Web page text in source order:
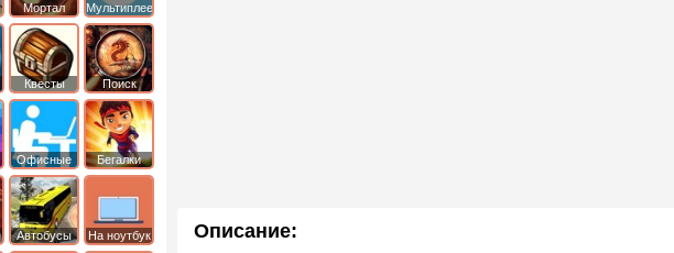
Описание:
Мортал
комбат
Мультиплеер
Квесты
Поиск
предметов
Офисные Бегалки
Автобусы На ноутбук